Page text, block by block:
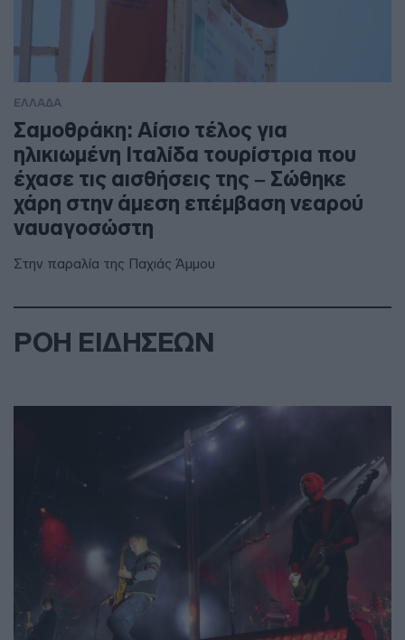
ΕΛΛΑΔΑ
Σαμοθράκη: Αίσιο τέλος για
ηλικιωμένη Ιταλίδα τουρίστρια που
έχασε τις αισθήσεις της – Σώθηκε
χάρη στην άμεση επέμβαση νεαρού
ναυαγοσώστη
Στην παραλία της Παχιάς Άμμου
ΡΟΗ ΕΙΔΗΣΕΩΝ